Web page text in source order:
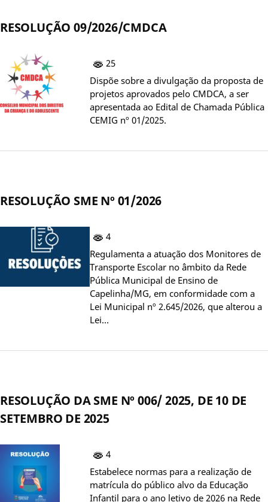
RESOLUÇÃO 09/2026/CMDCA
25
Dispõe sobre a divulgação da proposta de
projetos aprovados pelo CMDCA, a ser
apresentada ao Edital de Chamada Pública
CEMIG nº 01/2025.
RESOLUÇÃO SME Nº 01/2026
4
Regulamenta a atuação dos Monitores de
Transporte Escolar no âmbito da Rede
Pública Municipal de Ensino de
Capelinha/MG, em conformidade com a
Lei Municipal nº 2.645/2026, que alterou a
Lei…
RESOLUÇÃO DA SME Nº 006/ 2025, DE 10 DE
SETEMBRO DE 2025
4
Estabelece normas para a realização de
matrícula do público alvo da Educação
Infantil para o ano letivo de 2026 na Rede